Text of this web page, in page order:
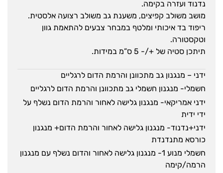
נדנוד ועזרה בקימה.
מושב משולב קפיצים, משענת גב משולב רצועה אלסטית.
ריפוד בד איכותי ומלטף במבחר צבעים להתאמת גוון
וטקסטורה.
תיתכן סטיה של +/- 5 ס”מ במידות.
ידני – מנגנון גב מתכוונן והרמת הדום לרגליים
חשמלי- מנגנון חשמלי גב מתכוונן והרמת הדום לרגליים
ידני אמריקאי- מנגנון גלישה לאחור והרמת הדום נשלף על
ידי ידית
ידני+נדנוד- מנגנון גלישה לאחור והרמת הדום+ מנגנון
כורסא מתנדנדת
חשמלי מנוע 1- מנגנון גלישה לאחור והדום נשלף עם מנגנון
הרמה/קימה